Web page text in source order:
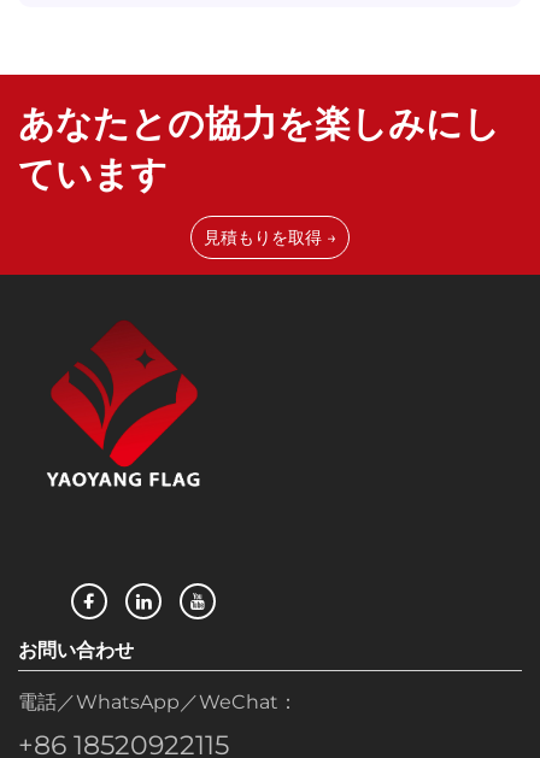
要なストレスポイントには補強用三角パッドを配置し
ています。フラッグとロープの接続部分には特殊な高
周波溶接技術を採用しており、接続部の強度が風速10
級に耐えられるように確保しています。
スマートコネクションシステム設計：当社は、フラッ
グの交換や調整を簡単かつ迅速に行えるクイックコネ
は紫外線に強い複合繊維ロープを使用し、内部には伸
び防止用の繊維コアを内蔵しており、長期使用におい
ても伸びや変形が生じません。
厳格な品質検査システム：フラッグテープの各ロット
は72時間の加速老化試験および風洞シミュレーション
試験を実施します。色調管理には分光光度計を使用
あなたとの協力を楽しみにし
ています
見積もりを取得 →
お問い合わせ
電話／WhatsApp／WeChat：
+86 18520922115